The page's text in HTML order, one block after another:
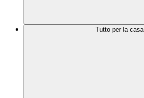
Tutto per la casa